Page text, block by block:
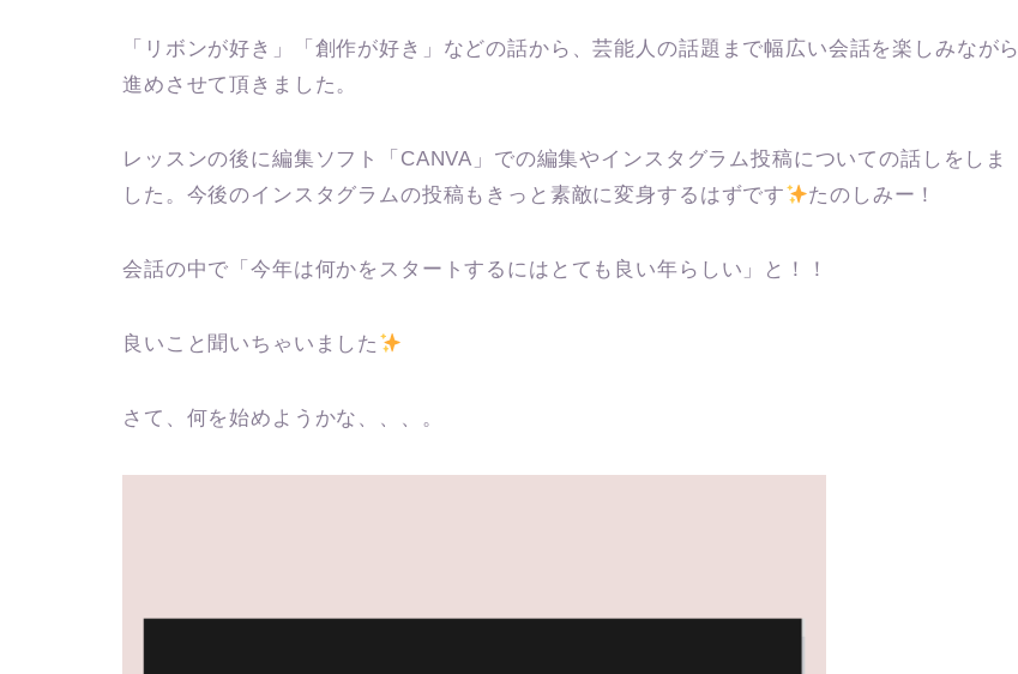
「リボンが好き」「創作が好き」などの話から、芸能人の話題まで幅広い会話を楽しみながら
進めさせて頂きました。
レッスンの後に編集ソフト「CANVA」での編集やインスタグラム投稿についての話しをしま
した。今後のインスタグラムの投稿もきっと素敵に変身するはずです
たのしみー！
会話の中で「今年は何かをスタートするにはとても良い年らしい」と！！
良いこと聞いちゃいました
さて、何を始めようかな、、、。